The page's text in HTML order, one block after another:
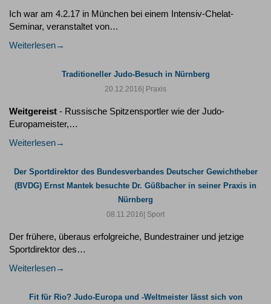
Ich war am 4.2.17 in München bei einem Intensiv-Chelat-
Seminar, veranstaltet von…
Weiterlesen
Traditioneller Judo-Besuch in Nürnberg
20.12.2016| Praxis
Weitgereist - Russische Spitzensportler wie der Judo-
Europameister,…
Weiterlesen
Der Sportdirektor des Bundesverbandes Deutscher Gewichtheber
(BVDG) Ernst Mantek besuchte Dr. Güßbacher in seiner Praxis in
Nürnberg
08.11.2016| Sport
Der frühere, überaus erfolgreiche, Bundestrainer und jetzige
Sportdirektor des…
Weiterlesen
Fit für Rio? Judo-Europa und -Weltmeister lässt sich von